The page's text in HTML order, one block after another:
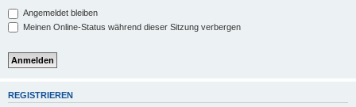
Angemeldet bleiben
Meinen Online-Status während dieser Sitzung verbergen
REGISTRIEREN